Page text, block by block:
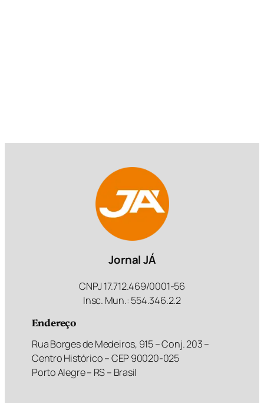
Jornal JÁ
CNPJ 17.712.469/0001-56
Insc. Mun.: 554.346.2.2
Endereço
Rua Borges de Medeiros, 915 – Conj. 203 –
Centro Histórico – CEP 90020-025
Porto Alegre – RS – Brasil